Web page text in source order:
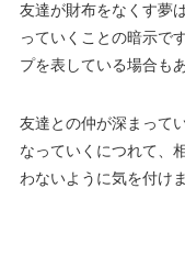
友達が財布をなくす夢
っていくことの暗示で
プを表している場合も
友達との仲が深まって
なっていくにつれて、
わないように気を付け